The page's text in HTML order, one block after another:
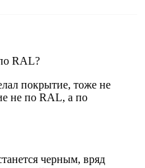
RAL?
покрытие, тоже не
не по RAL, а по
черным, вряд